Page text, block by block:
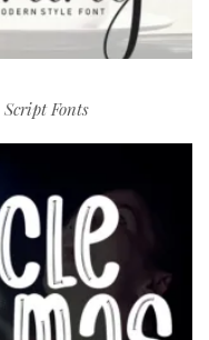
Script Fonts